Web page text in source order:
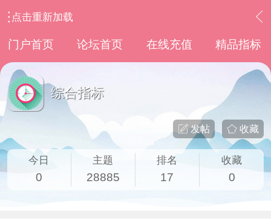
点击重新加载
门户首页 论坛首页 在线充值 精品指标
综合指标
收藏
发帖
今日
0
主题
28885
排名
17
收藏
0